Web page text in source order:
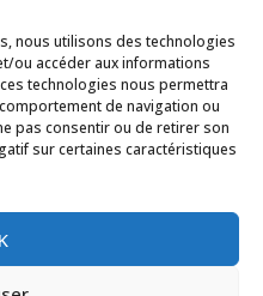
nous utilisons des technologies
ou accéder aux informations
technologies nous permettra
de navigation ou
pas consentir ou de retirer son
sur certaines caractéristiques
28
1 rue de la
00